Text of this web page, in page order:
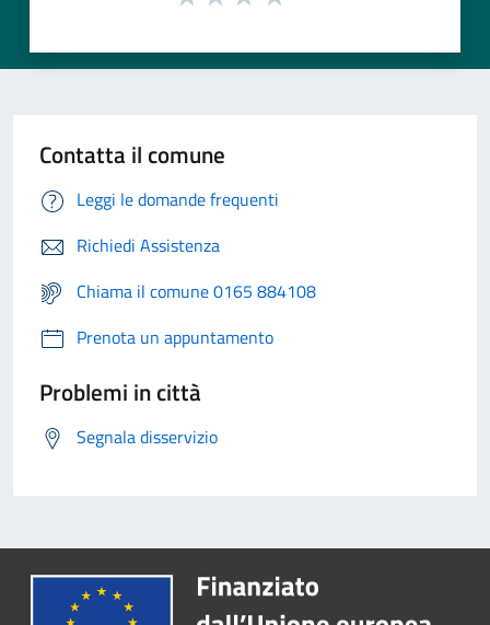
Contatta il comune
Leggi le domande frequenti
Richiedi Assistenza
Chiama il comune 0165 884108
Prenota un appuntamento
Problemi in città
Segnala disservizio